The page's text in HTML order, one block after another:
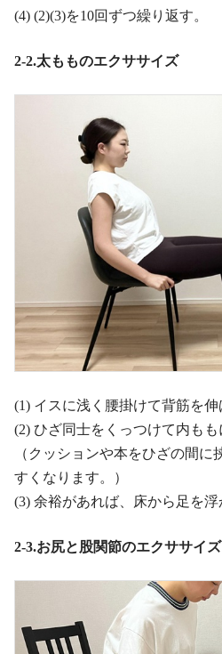
(4) (2)(3)を10回ずつ繰り返す。
2-2.太もものエクササイズ
(1) イスに浅く腰掛けて背筋を伸
(2) ひざ同士をくっつけて内もも
（クッションや本をひざの間
すくなります。）
(3) 余裕があれば、床から足を浮
2-3.お尻と股関節のエクササイズ